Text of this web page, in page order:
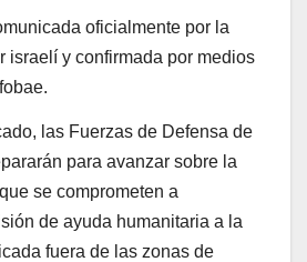
oficialmente por la
israelí y confirmada por medios
las Fuerzas de Defensa de
para avanzar sobre la
se comprometen a
de ayuda humanitaria a la
fuera de las zonas de